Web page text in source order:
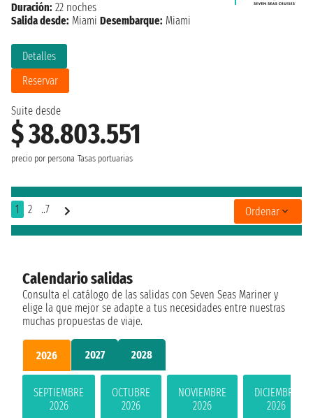
Suite desde
$ 38.803.551
precio por persona Tasas portuarias
Detalles
Reservar
Duración: 22 noches
Salida desde: Miami Desembarque: Miami
1 2 ..7 Ordenar
Calendario salidas
Consulta el catálogo de las salidas con Seven Seas Mariner y
elige la que mejor se adapte a tus necesidades entre nuestras
muchas propuestas de viaje.
2026 2027 2028
SEPTIEMBRE
2026
OCTUBRE
2026
NOVIEMBRE
2026
DICIEMBRE
2026